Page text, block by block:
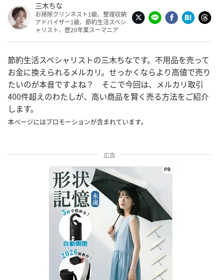
三木ちな
お掃除クリンネスト1級、整理収納
アドバイザー1級、節約生活スペシ
ャリスト、歴20年業スーマニア
節約生活スペシャリストの三木ちなです。不用品を売って
お金に換えられるメルカリ。せっかくならより高値で売り
たいのが本音ですよね？ そこで今回は、メルカリ取引
400件超えのわたしが、高い商品を賢く売る方法をご紹介
します。
本ページにはプロモーションが含まれています。
広告